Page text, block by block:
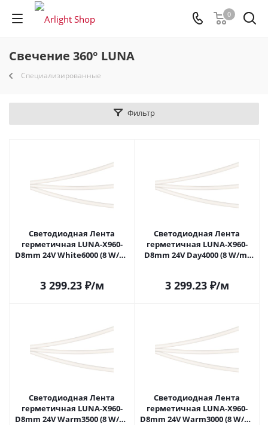
0
Свечение 360° LUNA
Специализированные
Фильтр
Светодиодная Лента
герметичная LUNA-X960-
D8mm 24V White6000 (8 W/m,
3 299.23₽/м
Светодиодная Лента
герметичная LUNA-X960-
D8mm 24V Day4000 (8 W/m,
3 299.23₽/м
Светодиодная Лента
герметичная LUNA-X960-
D8mm 24V Warm3500 (8 W/m,
Светодиодная Лента
герметичная LUNA-X960-
D8mm 24V Warm3000 (8 W/m,